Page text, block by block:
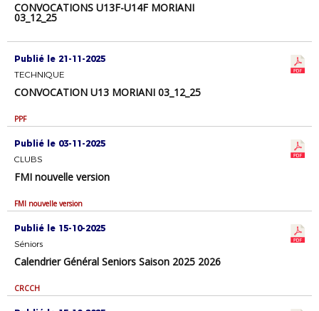
CONVOCATIONS U13F-U14F MORIANI
03_12_25
Publié le 21-11-2025
TECHNIQUE
CONVOCATION U13 MORIANI 03_12_25
PPF
Publié le 03-11-2025
CLUBS
FMI nouvelle version
FMI nouvelle version
Publié le 15-10-2025
Séniors
Calendrier Général Seniors Saison 2025 2026
CRCCH